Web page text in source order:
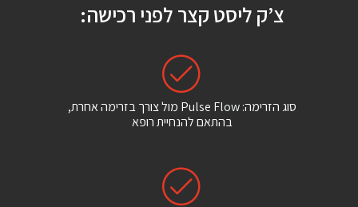
צ’ק ליסט קצר לפני רכישה:
סוג הזרימה: Pulse Flow מול צורך בזרימה אחרת,
בהתאם להנחיית רופא